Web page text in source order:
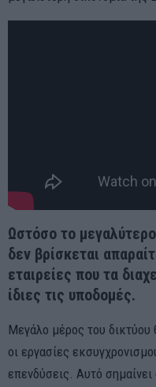
Ωστόσο το
δεν βρίσκεται
εταιρείες που τα
ίδιες τις υποδομές.
Μεγάλο μέρος του
οι εργασίες
επενδύσεις. Αυτό